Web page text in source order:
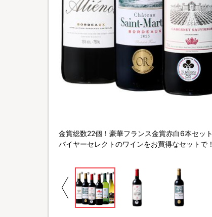
金賞総数22個！豪華フランス金賞赤白6本セット
バイヤーセレクトのワインをお買得なセットで！